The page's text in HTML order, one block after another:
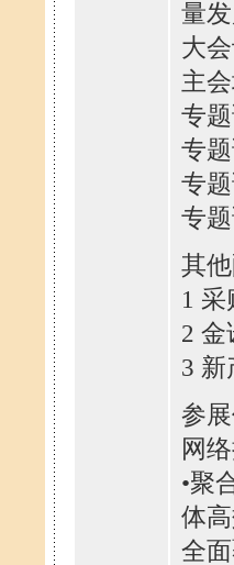
量
大
主
专
专
专
专
其
1
2
3
参
网
•聚
体
全